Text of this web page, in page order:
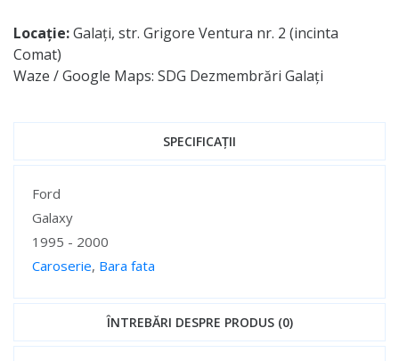
Locație:Galați, str. Grigore Ventura nr. 2 (incinta
Comat)
Waze / Google Maps: SDG Dezmembrări Galați
SPECIFICAȚII
Specificații
Ford
Galaxy
1995 - 2000
Caroserie, Bara fata
ÎNTREBĂRI DESPRE PRODUS (0)